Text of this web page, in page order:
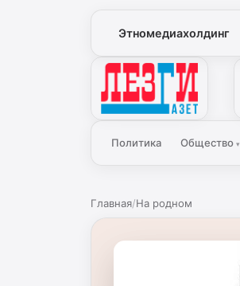
Этномедиахолдинг
Лезги Газет
Политика Общество▾
Главная/На родном